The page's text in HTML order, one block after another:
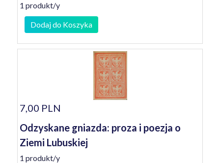
1 produkt/y
Dodaj do Koszyka
7,00 PLN
Odzyskane gniazda: proza i poezja o
Ziemi Lubuskiej
1 produkt/y